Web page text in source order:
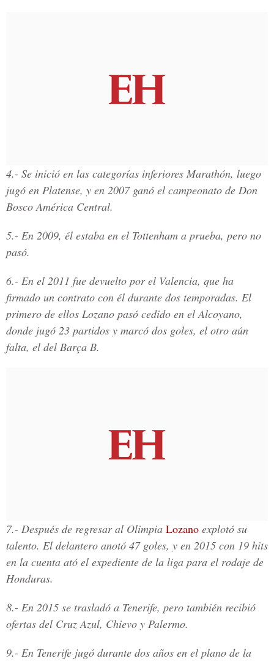
4.- Se inició en las categorías inferiores Marathón, luego
jugó en Platense, y en 2007 ganó el campeonato de Don
Bosco América Central.
5.- En 2009, él estaba en el Tottenham a prueba, pero no
pasó.
6.- En el 2011 fue devuelto por el Valencia, que ha
firmado un contrato con él durante dos temporadas. El
primero de ellos Lozano pasó cedido en elAlcoyano,
donde jugó 23 partidos y marcó dos goles, el otro aún
falta, el del Barça B.
7.- Después de regresar al Olimpia Lozano explotó su
talento. El delantero anotó 47 goles, y en 2015 con 19 hits
en la cuenta ató el expediente de la liga para el rodaje de
Honduras.
8.- En 2015 se trasladó a Tenerife, pero también recibió
ofertas del Cruz Azul, Chievo y Palermo.
9.- En Tenerife jugó durante dos años en el plano de la